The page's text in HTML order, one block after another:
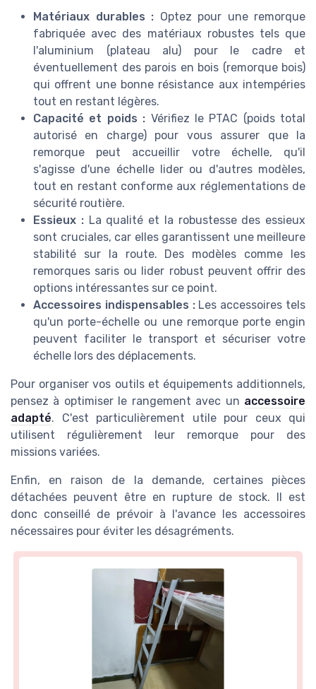
Matériaux durables : Optez pour une remorque
fabriquée avec des matériaux robustes tels que
l'aluminium (plateau alu) pour le cadre et
éventuellement des parois en bois (remorque bois)
qui offrent une bonne résistance aux intempéries
tout en restant légères.
Capacité et poids : Vérifiez le PTAC (poids total
autorisé en charge) pour vous assurer que la
remorque peut accueillir votre échelle, qu'il
s'agisse d'une échelle lider ou d'autres modèles,
tout en restant conforme aux réglementations de
sécurité routière.
Essieux :La qualité et la robustesse des essieux
sont cruciales, car elles garantissent une meilleure
stabilité sur la route. Des modèles comme les
remorques saris ou lider robust peuvent offrir des
options intéressantes sur ce point.
Accessoires indispensables :Les accessoires tels
qu'un porte-échelle ou une remorque porte engin
peuvent faciliter le transport et sécuriser votre
échelle lors des déplacements.
Pour organiser vos outils et équipements additionnels,
pensez à optimiser le rangement avec un accessoire
adapté. C'est particulièrement utile pour ceux qui
utilisent régulièrement leur remorque pour des
missions variées.
Enfin, en raison de la demande, certaines pièces
détachées peuvent être en rupture de stock. Il est
donc conseillé de prévoir à l'avance les accessoires
nécessaires pour éviter les désagréments.